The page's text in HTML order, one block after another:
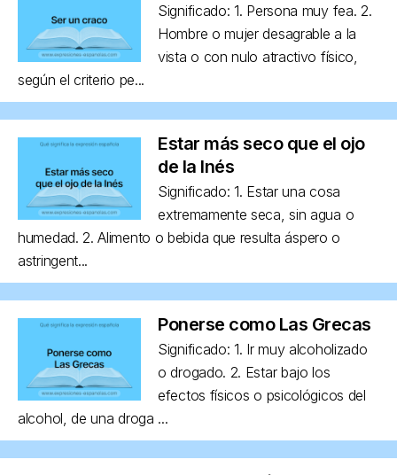
Significado: 1. Persona muy fea. 2.
Hombre o mujer desagrable a la
vista o con nulo atractivo físico,
según el criterio pe...
Estar más seco que el ojo
de la Inés
Significado: 1. Estar una cosa
extremamente seca, sin agua o
humedad. 2. Alimento o bebida que resulta áspero o
astringent...
Ponerse como Las Grecas
Significado: 1. Ir muy alcoholizado
o drogado. 2. Estar bajo los
efectos físicos o psicológicos del
alcohol, de una droga ...